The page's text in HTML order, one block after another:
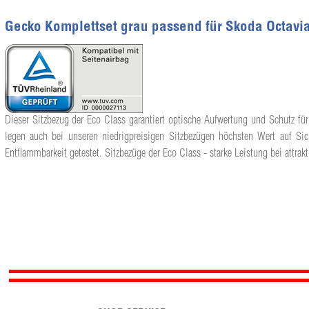
Gecko Komplettset grau passend für Skoda
Dieser Sitzbezug der Eco Class garantiert optische Aufwertung und Schutz
legen auch bei unseren niedrigpreisigen Sitzbezügen höchsten Wert auf
Entflammbarkeit getestet. Sitzbezüge der Eco Class - starke Leistung bei